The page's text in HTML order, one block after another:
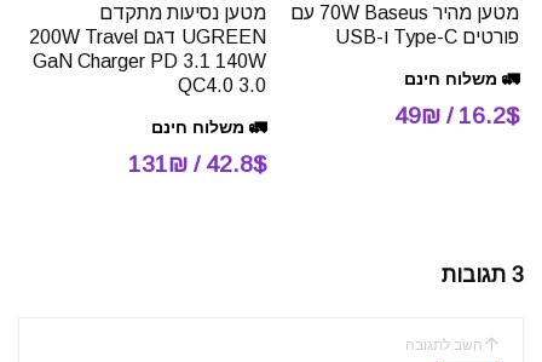
מטען מהיר 70W Baseus עם
פורטים Type-C ו-USB
🚛 משלוח חינם
16.2$ / 49₪
מטען נסיעות מתקדם
UGREEN דגם 200W Travel
GaN Charger PD 3.1 140W
QC4.0 3.0
🚛 משלוח חינם
42.8$ / 131₪
3 תגובות
השב לתגובה